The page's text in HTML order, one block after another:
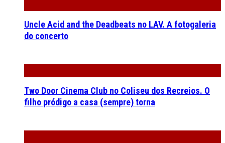
Uncle Acid and the Deadbeats no LAV. A fotogaleria
do concerto
Two Door Cinema Club no Coliseu dos Recreios. O
filho pródigo a casa (sempre) torna